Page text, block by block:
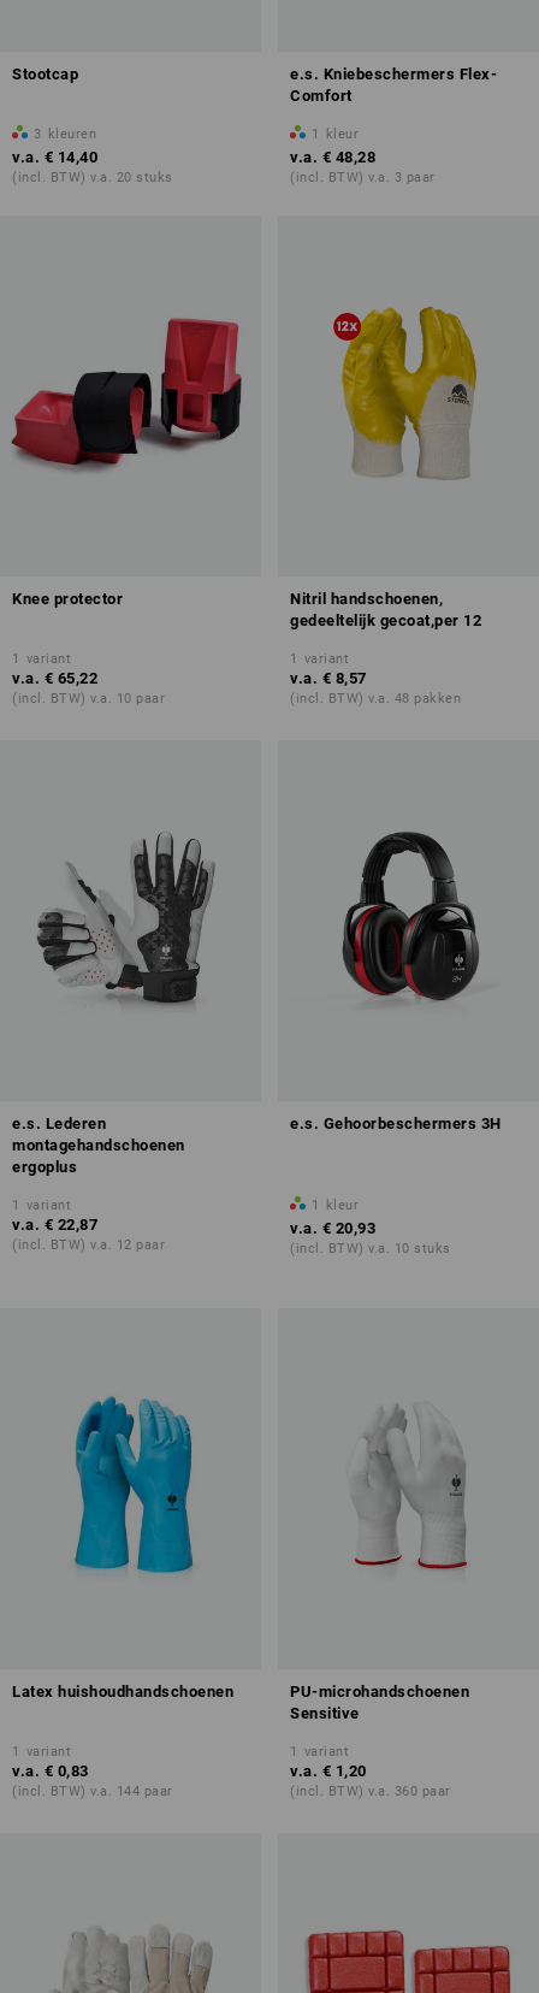
Stootcap
3 kleuren
v.a. € 14,40
(incl. BTW) v.a. 20 stuks
e.s. Kniebeschermers Flex-
Comfort
1 kleur
v.a. € 48,28
(incl. BTW) v.a. 3 paar
Knee protector
1 variant
v.a. € 65,22
(incl. BTW) v.a. 10 paar
Nitril handschoenen,
gedeeltelijk gecoat,per 12
1 variant
v.a. € 8,57
(incl. BTW) v.a. 48 pakken
e.s. Lederen
montagehandschoenen
ergoplus
1 variant
v.a. € 22,87
(incl. BTW) v.a. 12 paar
e.s. Gehoorbeschermers 3H
1 kleur
v.a. € 20,93
(incl. BTW) v.a. 10 stuks
Latex huishoudhandschoenen
1 variant
v.a. € 0,83
(incl. BTW) v.a. 144 paar
PU-microhandschoenen
Sensitive
1 variant
v.a. € 1,20
(incl. BTW) v.a. 360 paar